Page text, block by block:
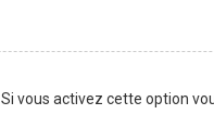
vous activez cette option